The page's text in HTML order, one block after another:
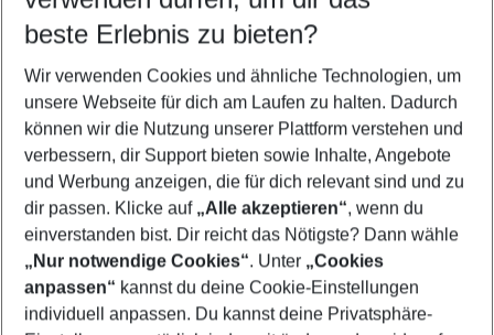
5-8 Nächte
2 Erwachsene Keine Kinder
Mehr Filter anzeigen
Footer
Footer navigation
Über uns
beste Erlebnis zu bieten?
Wir verwenden Cookies und ähnliche Technologien, um
unsere Webseite für dich am Laufen zu halten. Dadurch
können wir die Nutzung unserer Plattform verstehen und
verbessern, dir Support bieten sowie Inhalte, Angebote
und Werbung anzeigen, die für dich relevant sind und zu
dir passen. Klicke auf „Alle akzeptieren“, wenn du
einverstanden bist. Dir reicht das Nötigste? Dann wähle
„Nur notwendige Cookies“. Unter „Cookies
anpassen“ kannst du deine Cookie-Einstellungen
individuell anpassen. Du kannst deine Privatsphäre-